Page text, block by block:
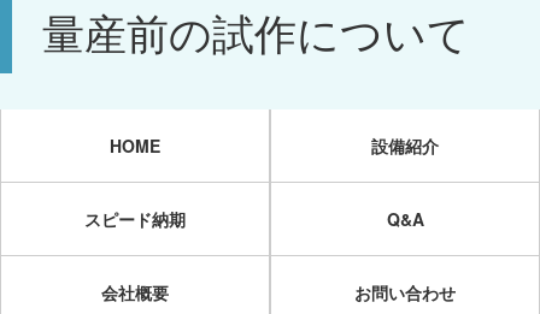
量産前の試作について
HOME 設備紹介
スピード納期 Q&A
会社概要 お問い合わせ